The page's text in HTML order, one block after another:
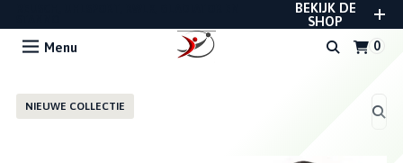
BEKIJK DE
SHOP
Menu
NIEUWE COLLECTIE